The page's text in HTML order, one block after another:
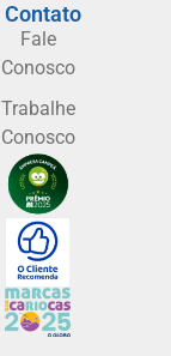
Contato
Fale
Conosco
Trabalhe
Conosco